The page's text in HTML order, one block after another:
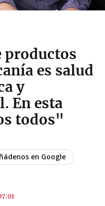
productos
es salud
y
En esta
todos"
en Google